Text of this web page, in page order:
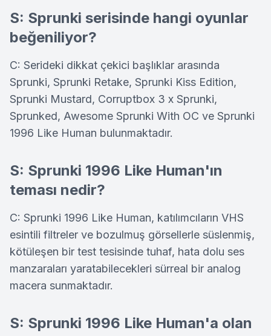
S: Sprunki serisinde hangi oyunlar
beğeniliyor?
C: Serideki dikkat çekici başlıklar arasında
Sprunki, Sprunki Retake, Sprunki Kiss Edition,
Sprunki Mustard, Corruptbox 3 x Sprunki,
Sprunked, Awesome Sprunki With OC ve Sprunki
1996 Like Human bulunmaktadır.
S: Sprunki 1996 Like Human'ın
teması nedir?
C: Sprunki 1996 Like Human, katılımcıların VHS
esintili filtreler ve bozulmuş görsellerle süslenmiş,
kötüleşen bir test tesisinde tuhaf, hata dolu ses
manzaraları yaratabilecekleri sürreal bir analog
macera sunmaktadır.
S: Sprunki 1996 Like Human'a olan